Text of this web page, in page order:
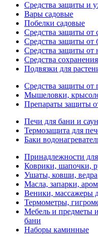
Средства защиты и
Вары садовые
Побелки садовые
Средства защиты от
Средства защиты от
Средства защиты от
Средства
Подвязки для
Средства защиты от
Мышеловки,
Препараты защиты
Печи для бани и
Термозащита для
Баки
Принадлежности
Коврики, шапочки,
Ушаты, ковши, ведра
Масла, запарки,
Веники, массажеры
Термометры,
Мебель и предметы
бани
Наборы каминные